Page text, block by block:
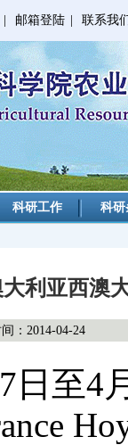
邮箱登陆 联系我
科研工作 科
利亚西澳
：2014-04-24
至4月